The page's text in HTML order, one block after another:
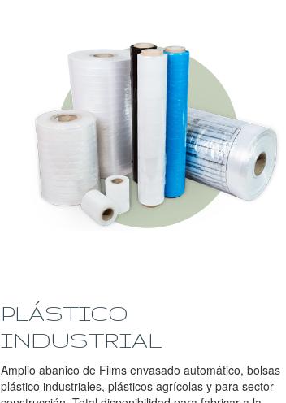
PLÁSTICO
INDUSTRIAL
Amplio abanico de Films envasado automático, bolsas
plástico industriales, plásticos agrícolas y para sector